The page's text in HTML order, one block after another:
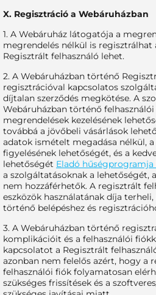
X. Regisztráció a Webáruházban
1. A Webáruház látogatója a
megrendelés nélkül is regisztrálhat
Regisztrált felhasználó lehet.
2. A Webáruházban történő
regisztrációval kapcsolatos
díjtalan szerződés megkötése. A
Webáruházban történő
megrendelések kezelésének
továbbá a jövőbeli vásárlások
adatok ismételt megadása nélkül,
figyelésének lehetőségét, és a
lehetőségét Eladó hűségprogramja
a szolgáltatásoknak a lehetőségét,
nem hozzáférhetők. A regisztrált
eszközök használatának díja
történő belépéshez és
3. A Webáruházban történő
komplikációit és a felhasználói
kapcsolatot a Regisztrált
azonban nem felelős azért, hogy a
felhasználói fiók folyamatosan
szükséges frissítések és a